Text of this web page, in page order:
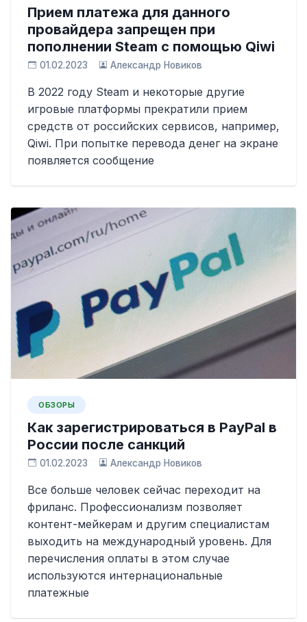
Прием платежа для данного
провайдера запрещен при
пополнении Steam с помощью Qiwi
01.02.2023 Александр Новиков
В 2022 году Steam и некоторые другие
игровые платформы прекратили прием
средств от российских сервисов, например,
Qiwi. При попытке перевода денег на экране
появляется сообщение
ОБЗОРЫ
Как зарегистрироваться в PayPal в
России после санкций
01.02.2023 Александр Новиков
Все больше человек сейчас переходит на
фриланс. Профессионализм позволяет
контент-мейкерам и другим специалистам
выходить на международный уровень. Для
перечисления оплаты в этом случае
используются интернациональные
платежные